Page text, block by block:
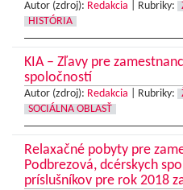
Autor (zdroj): Redakcia Rubriky:
HISTÓRIA
KIA – Zľavy pre
spoločností
Autor (zdroj): Redakcia Rubriky:
SOCIÁLNA OBLASŤ
Relaxačné pobyty pre
Podbrezová, dcérskych
príslušníkov pre rok 2018